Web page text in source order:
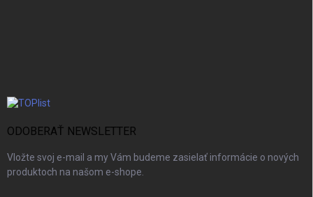
ODOBERAŤ NEWSLETTER
Vložte svoj e-mail a my Vám budeme zasielať informácie o nových
produktoch na našom e-shope.